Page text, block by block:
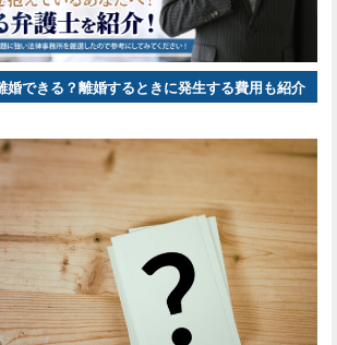
婚できる？離婚するときに発生する費用も紹介